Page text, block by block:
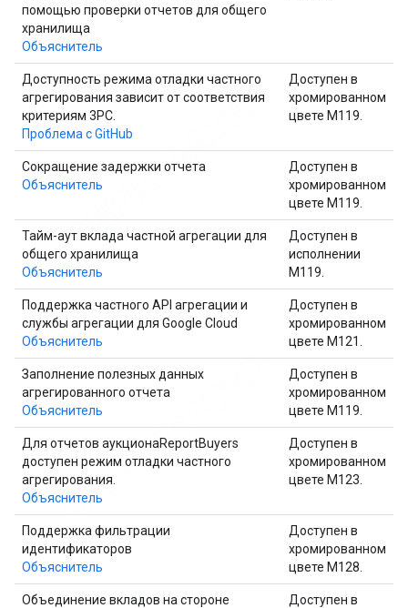
помощью проверки отчетов для общего
хранилища
Объяснитель
Доступность режима отладки частного
агрегирования зависит от соответствия
критериям 3PC.
Проблема с GitHub
Доступен в
хромированном
цвете M119.
Сокращение задержки отчета
Объяснитель
Доступен в
хромированном
цвете M119.
Тайм-аут вклада частной агрегации для
общего хранилища
Объяснитель
Доступен в
исполнении
M119.
Поддержка частного API агрегации и
службы агрегации для Google Cloud
Объяснитель
Доступен в
хромированном
цвете M121.
Заполнение полезных данных
агрегированного отчета
Объяснитель
Доступен в
хромированном
цвете M119.
Для отчетов аукционаReportBuyers
доступен режим отладки частного
агрегирования.
Объяснитель
Доступен в
хромированном
цвете M123.
Поддержка фильтрации
идентификаторов
Объяснитель
Доступен в
хромированном
цвете M128.
Объединение вкладов на стороне
Доступен в